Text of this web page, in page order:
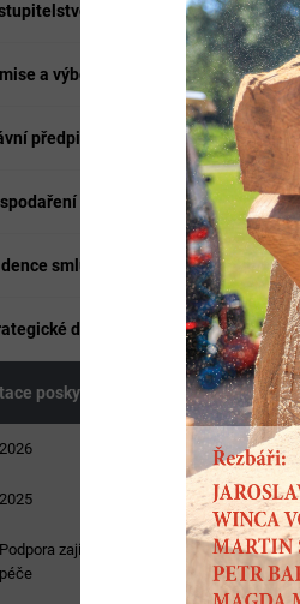
a výbory
předpisy
města
smluv
dokumenty města
poskytované od města
2026
2025
Podpora zajištění lékařské
péče